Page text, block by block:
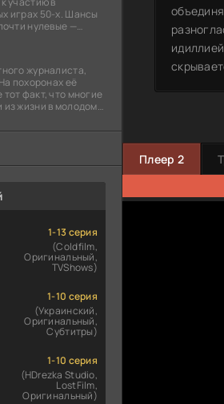
играх 50-х. Шансы
нулевые —
журналиста,
похоронах её
факт, что многие
жизни в молодом
1-13 серия
(Coldfilm,
Оригинальный,
TVShows)
1-10 серия
(Украинский,
Оригинальный,
Субтитры)
1-10 серия
(HDrezka Studio,
LostFilm,
Оригинальный)
Плеер 2